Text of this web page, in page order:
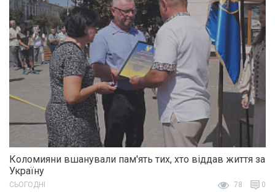
Коломияни вшанували пам'ять тих, хто віддав життя за
Україну
СЬОГОДНІ 78 0